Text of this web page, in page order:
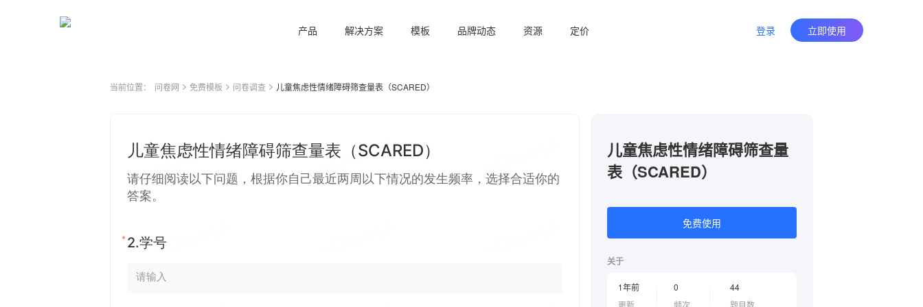
产品 解决方案 模板 品牌动态 资源 定价 登录 立即使用
当前位置： 问卷网 免费模板 问卷调查 儿童焦虑性情绪障碍筛查量表（SCARED）
儿童焦虑性情绪障碍筛查量
表（SCARED）
免费使用
关于
1年前
更新
0
频次
44
题目数